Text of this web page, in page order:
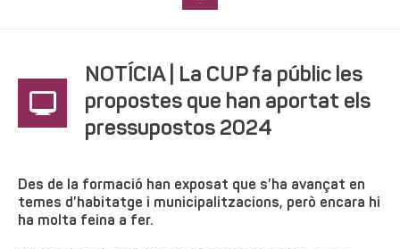
NOTÍCIA | La CUP fa públic les
propostes que han aportat els
pressupostos 2024
Des de la formació han exposat que s’ha avançat en
temes d’habitatge i municipalitzacions, però encara hi
ha molta feina a fer.